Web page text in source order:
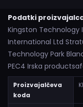
Podatki
Kingston Technology
International Ltd
Technology Park
PEC4 Irska
Proizvajalčeva
koda